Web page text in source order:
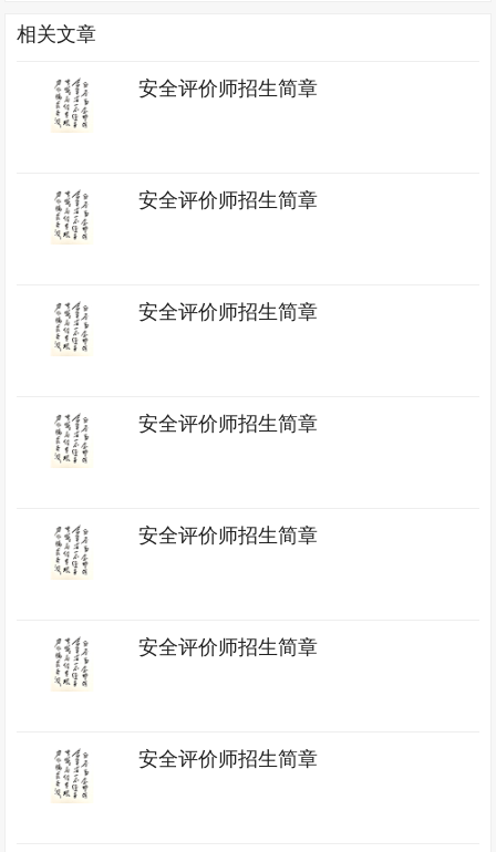
相关文章
安全评价师招生简章
安全评价师招生简章
安全评价师招生简章
安全评价师招生简章
安全评价师招生简章
安全评价师招生简章
安全评价师招生简章